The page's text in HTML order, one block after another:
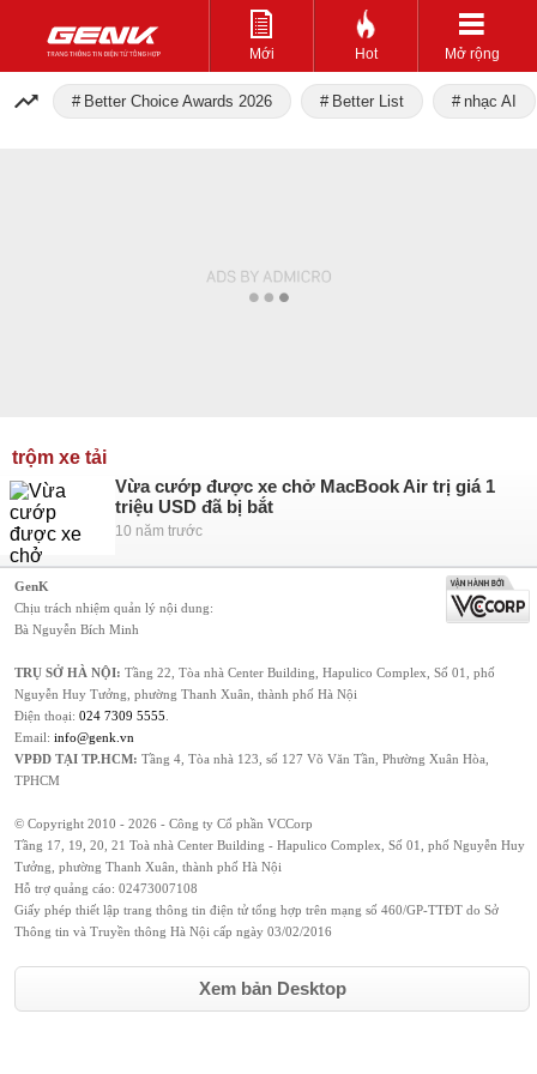
Mới Hot Mở rộng
Better Choice Awards 2026 Better List nhạc AI
trộm xe tải
Vừa cướp được xe chở MacBook Air trị giá 1
triệu USD đã bị bắt
10 năm trước
GenK
Chịu trách nhiệm quản lý nội dung:
Bà Nguyễn Bích Minh
TRỤ SỞ HÀ NỘI: Tầng 22, Tòa nhà Center Building, Hapulico Complex, Số 01, phố
Nguyễn Huy Tưởng, phường Thanh Xuân, thành phố Hà Nội
Điện thoại: 024 7309 5555
Email: info@genk.vn
VPĐD TẠI TP.HCM: Tầng 4, Tòa nhà 123, số 127 Võ Văn Tần, Phường Xuân Hòa,
TPHCM
© Copyright 2010 - 2026 - Công ty Cổ phần VCCorp
Tầng 17, 19, 20, 21 Toà nhà Center Building - Hapulico Complex, Số 01, phố Nguyễn Huy
Tưởng, phường Thanh Xuân, thành phố Hà Nội
Hỗ trợ quảng cáo: 02473007108
Giấy phép thiết lập trang thông tin điện tử tổng hợp trên mạng số 460/GP-TTĐT do Sở
Thông tin và Truyền thông Hà Nội cấp ngày 03/02/2016
Xem bản Desktop